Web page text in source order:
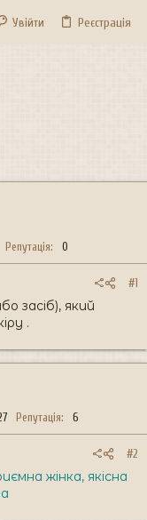
Увійти Реєстрація
Репутація 0
#1
засіб), який
.
Репутація 6
#2
жінка, якісна